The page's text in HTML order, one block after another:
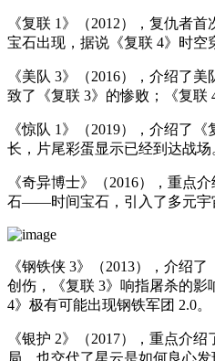
《复联 1》（2012），复仇者
宝石出现，据说《复联 4》时空
《美队 3》（2016），介绍了
致了《复联 3》的惨败；《复联
《惊队 1》（2019），介绍了
长，片尾彩蛋显示已经到达战场
《奇异博士》（2016），重点
石——时间宝石，引入了多元宇
《钢铁侠 3》（2013），介绍
创伤，《复联 3》响指屠杀的影
4》极有可能出现钢铁军团 2.0。
《银护 2》（2017），重点介
局，也交代了星云是如何良心发